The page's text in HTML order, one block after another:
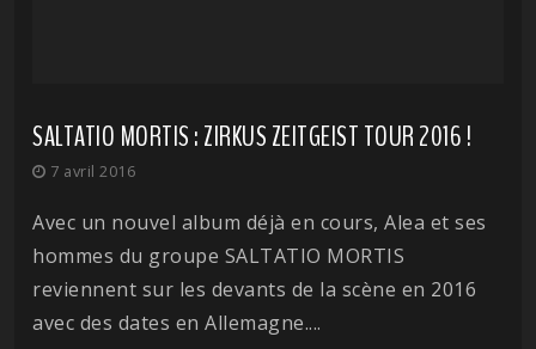
SALTATIO MORTIS : ZIRKUS ZEITGEIST TOUR 2016 !
7 avril 2016
Avec un nouvel album déjà en cours, Alea et ses
hommes du groupe SALTATIO MORTIS
reviennent sur les devants de la scène en 2016
avec des dates en Allemagne....